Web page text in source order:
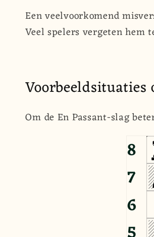
Een veelvoorkomend
Veel spelers vergeten
Voorbeeldsituaties
Om de En Passant-slag